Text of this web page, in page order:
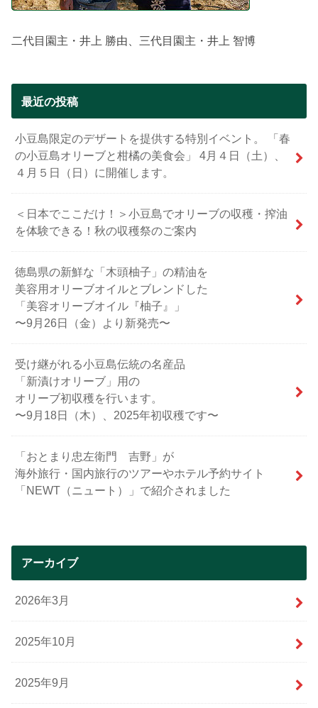
二代目園主・井上 勝由、三代目園主・井上 智博
最近の投稿
小豆島限定のデザートを提供する特別イベント。 「春
の小豆島オリーブと柑橘の美食会」 4月４日（土）、
４月５日（日）に開催します。
＜日本でここだけ！＞小豆島でオリーブの収穫・搾油
を体験できる！秋の収穫祭のご案内
徳島県の新鮮な「木頭柚子」の精油を
美容用オリーブオイルとブレンドした
「美容オリーブオイル『柚子』」
〜9月26日（金）より新発売〜
受け継がれる小豆島伝統の名産品
「新漬けオリーブ」用の
オリーブ初収穫を行います。
〜9月18日（木）、2025年初収穫です〜
「おとまり忠左衛門 吉野」が
海外旅行・国内旅行のツアーやホテル予約サイト
「NEWT（ニュート）」で紹介されました
アーカイブ
2026年3月
2025年10月
2025年9月